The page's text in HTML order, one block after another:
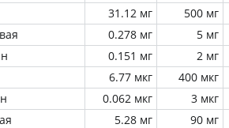
31.12 мг 500 мг
0.278 мг 5 мг
0.151 мг 2 мг
6.77 мкг 400 мкг
0.062 мкг 3 мкг
5.28 мг 90 мг